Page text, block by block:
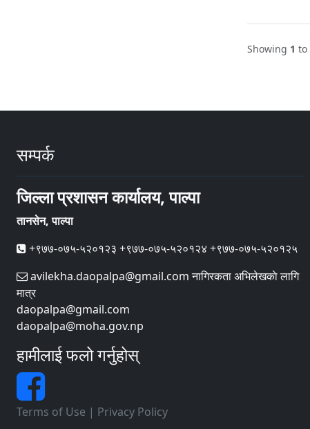
Showing 1 to
सम्पर्क
जिल्ला प्रशासन कार्यालय, पाल्पा
तानसेन, पाल्पा
+९७७-०७५-५२०१२३ +९७७-०७५-५२०१२४ +९७७-०७५-५२०१२५
avilekha.daopalpa@gmail.com नागिरकता अभिलेखकाे लागि
मात्र
daopalpa@gmail.com
daopalpa@moha.gov.np
हामीलाई फलो गर्नुहोस्
Terms of Use | Privacy Policy